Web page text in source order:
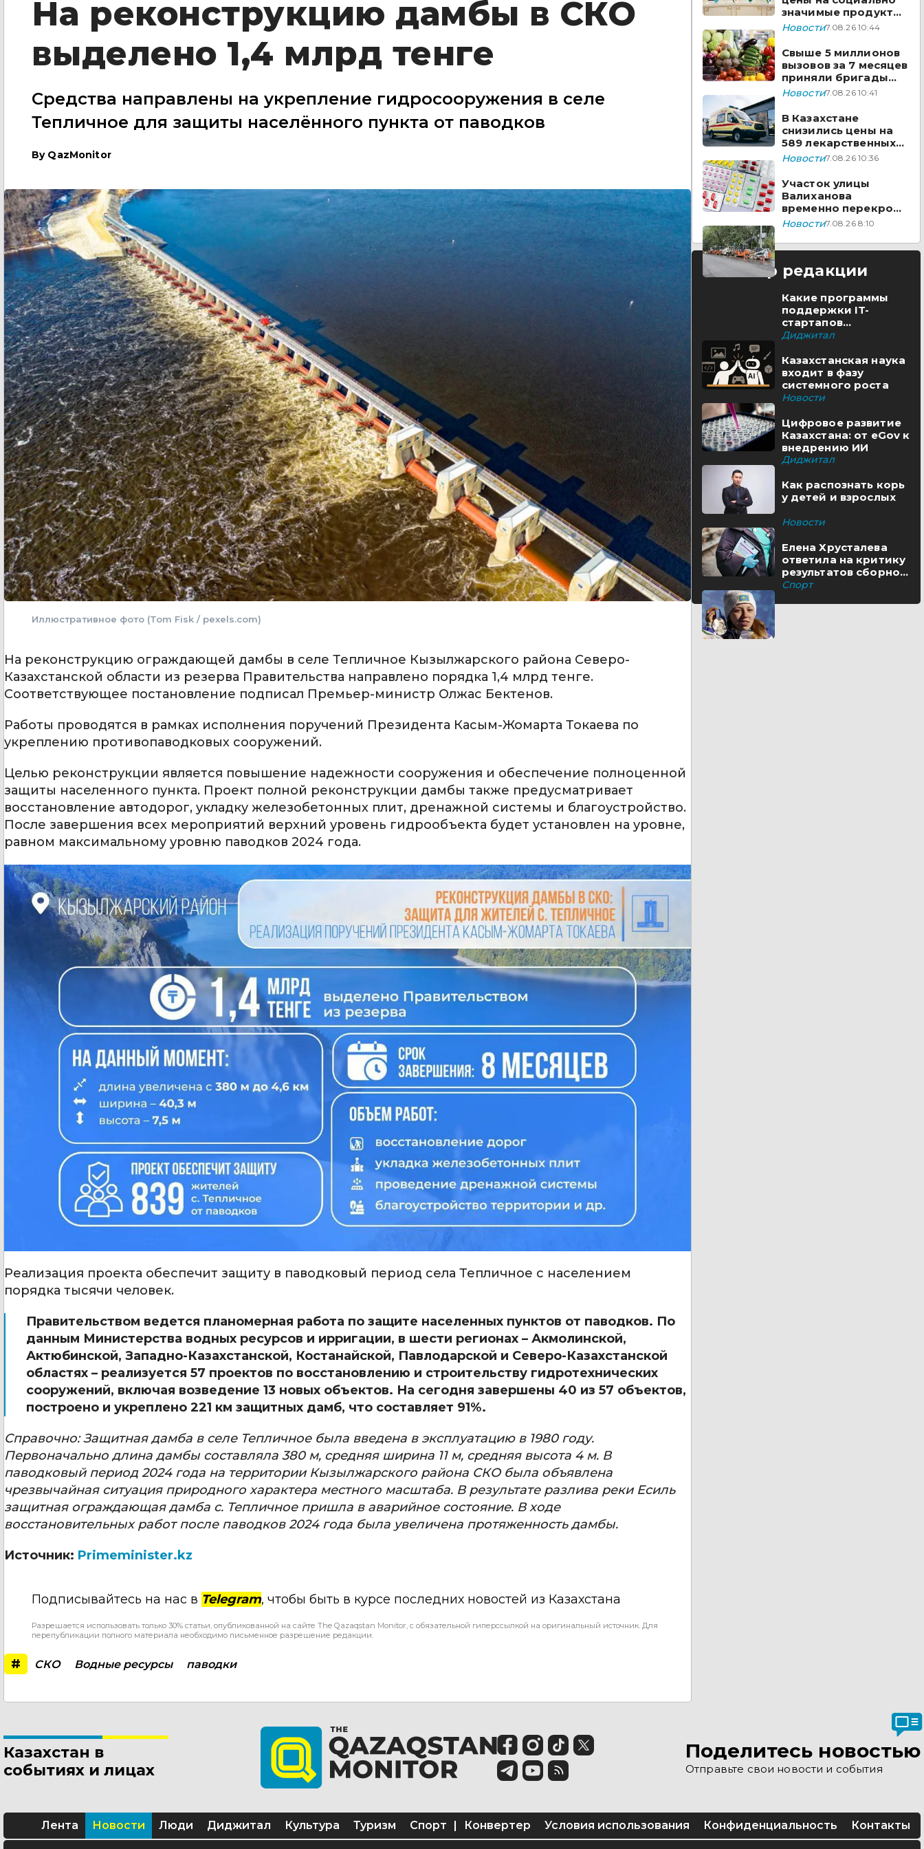
На реконструкцию дамбы в СКО
выделено 1,4 млрд тенге
Средства направлены на укрепление гидросооружения в селе
Тепличное для защиты населённого пункта от паводков
By QazMonitor
Иллюстративное фото (Tom Fisk / pexels.com)
На реконструкцию ограждающей дамбы в селе Тепличное Кызылжарского района Северо-
Казахстанской области из резерва Правительства направлено порядка 1,4 млрд тенге.
Соответствующее постановление подписал Премьер-министр Олжас Бектенов.
Работы проводятся в рамках исполнения поручений Президента Касым-Жомарта Токаева по
укреплению противопаводковых сооружений.
Целью реконструкции является повышение надежности сооружения и обеспечение полноценной
защиты населенного пункта. Проект полной реконструкции дамбы также предусматривает
восстановление автодорог, укладку железобетонных плит, дренажной системы и благоустройство.
После завершения всех мероприятий верхний уровень гидрообъекта будет установлен на уровне,
равном максимальному уровню паводков 2024 года.
Реализация проекта обеспечит защиту в паводковый период села Тепличное с населением
порядка тысячи человек.
Правительством ведется планомерная работа по защите населенных пунктов от паводков. По
данным Министерства водных ресурсов и ирригации, в шести регионах – Акмолинской,
Актюбинской, Западно-Казахстанской, Костанайской, Павлодарской и Северо-Казахстанской
областях – реализуется 57 проектов по восстановлению и строительству гидротехнических
сооружений, включая возведение 13 новых объектов. На сегодня завершены 40 из 57 объектов,
построено и укреплено 221 км защитных дамб, что составляет 91%.
Справочно: Защитная дамба в селе Тепличное была введена в эксплуатацию в 1980 году.
Первоначально длина дамбы составляла 380 м, средняя ширина 11 м, средняя высота 4 м. В
паводковый период 2024 года на территории Кызылжарского района СКО была объявлена
чрезвычайная ситуация природного характера местного масштаба. В результате разлива реки Есиль
защитная ограждающая дамба с. Тепличное пришла в аварийное состояние. В ходе
восстановительных работ после паводков 2024 года была увеличена протяженность дамбы.
Источник: Primeminister.kz
Подписывайтесь на нас в Telegram, чтобы быть в курсе последних новостей из Казахстана
Разрешается использовать только 30% статьи, опубликованной на сайте The Qazaqstan Monitor, с обязательной гиперссылкой на оригинальный источник. Для
перепубликации полного материала необходимо письменное разрешение редакции.
# СКО Водные ресурсы паводки
значимые продукты
за неделю
Новости7.08.26 10:44
Свыше 5 миллионов
вызовов за 7 месяцев
приняли бригады
скорой помощи
Новости7.08.26 10:41
В Казахстане
снизились цены на
589 лекарственных
препаратов
Новости7.08.26 10:36
Участок улицы
Валиханова
временно перекроют
в Астане
Новости7.08.26 8:10
Выбор редакции
Какие программы
поддержки IT-
стартапов
реализуются в
Диджитал
Казахстанская наука
входит в фазу
системного роста
Новости
Цифровое развитие
Казахстана: от eGov к
внедрению ИИ
Диджитал
Как распознать корь
у детей и взрослых
Новости
Елена Хрусталева
ответила на критику
результатов сборной
Казахстана
Спорт
Казахстан в
событиях и лицах
Поделитесь новостью
Отправьте свои новости и события
Лента Новости Люди Диджитал Культура Туризм Спорт | Конвертер Условия использования Конфиденциальность Контакты